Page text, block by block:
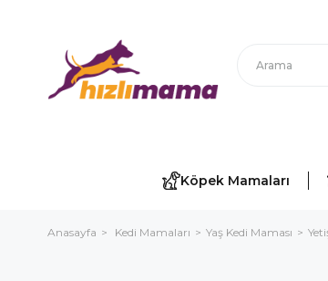
Köpek Mamaları
Anasayfa Kedi Mamaları Yaş Kedi Maması